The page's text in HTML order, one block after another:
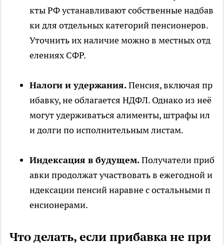
кты РФ устанавливают собственные надбав
ки для отдельных категорий пенсионеров.
Уточнить их наличие можно в местных отд
елениях СФР.
Налоги и удержания.Пенсия, включая пр
ибавку, не облагается НДФЛ. Однако из неё
могут удерживаться алименты, штрафы ил
и долги по исполнительным листам.
Индексация в будущем.Получатели приб
авки продолжат участвовать в ежегодной и
ндексации пенсий наравне с остальными п
енсионерами.
Что делать, если прибавка не при